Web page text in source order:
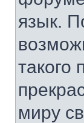
язык.
такого
миру